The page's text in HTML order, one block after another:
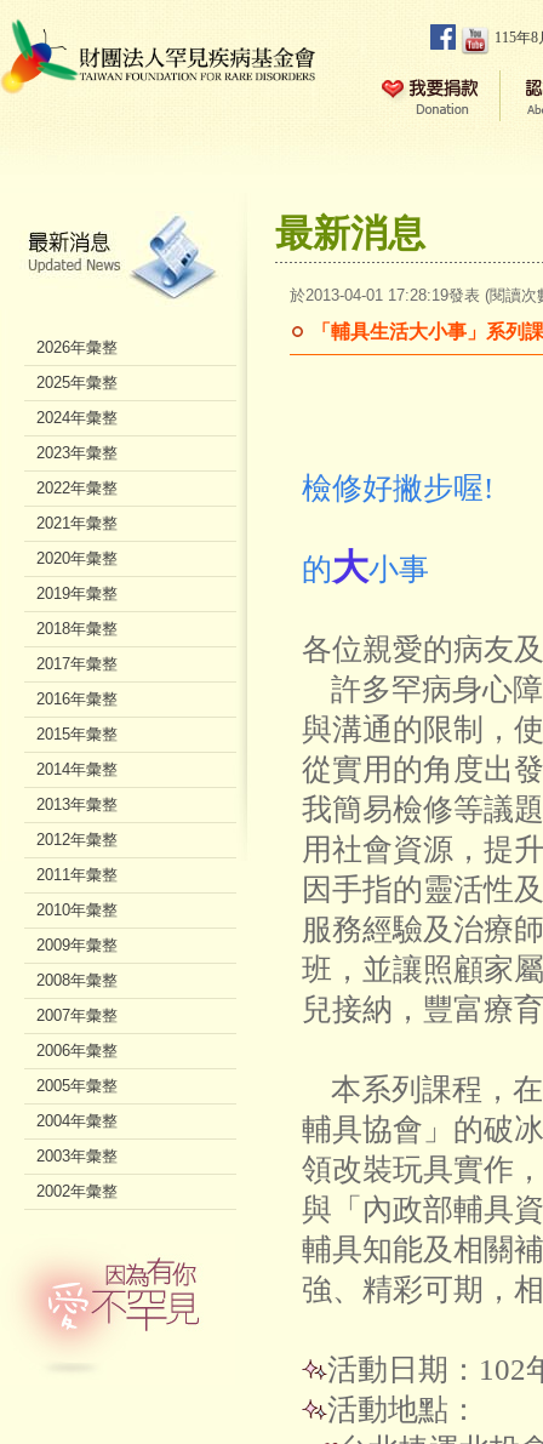
115年
最新消息
於2013-04-01 17:28:19發表 (閱讀次
「輔具生活大小事」系列
檢修好撇步喔!
的大小事
各位親愛的病友
許多罕病身心
與溝通的限制，
從實用的角度出
我簡易檢修等議
用社會資源，提
因手指的靈活性
服務經驗及治療
班，並讓照顧家
兒接納，豐富療
本系列課程，
輔具協會」的破
領改裝玩具實作
與「內政部輔具
輔具知能及相關
強、精彩可期，
活動日期：
活動地點：
2026年彙整
2025年彙整
2024年彙整
2023年彙整
2022年彙整
2021年彙整
2020年彙整
2019年彙整
2018年彙整
2017年彙整
2016年彙整
2015年彙整
2014年彙整
2013年彙整
2012年彙整
2011年彙整
2010年彙整
2009年彙整
2008年彙整
2007年彙整
2006年彙整
2005年彙整
2004年彙整
2003年彙整
2002年彙整